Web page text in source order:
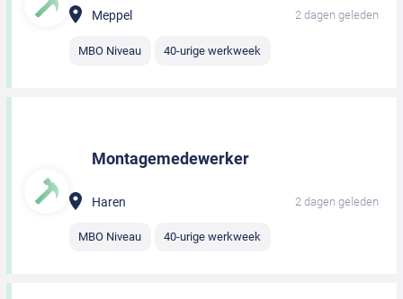
Meppel 2 dagen geleden
MBO Niveau 40-urige werkweek
Montagemedewerker
Haren 2 dagen geleden
MBO Niveau 40-urige werkweek